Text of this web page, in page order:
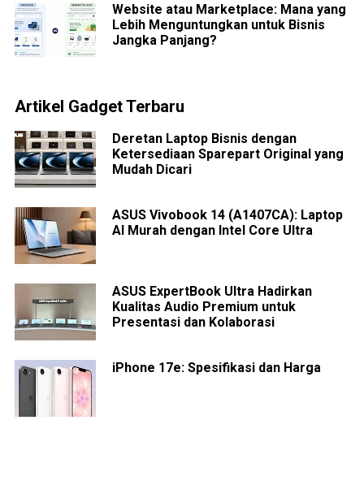
Website atau Marketplace: Mana yang
Lebih Menguntungkan untuk Bisnis
Jangka Panjang?
Artikel Gadget Terbaru
Deretan Laptop Bisnis dengan
Ketersediaan Sparepart Original yang
Mudah Dicari
ASUS Vivobook 14 (A1407CA): Laptop
AI Murah dengan Intel Core Ultra
ASUS ExpertBook Ultra Hadirkan
Kualitas Audio Premium untuk
Presentasi dan Kolaborasi
iPhone 17e: Spesifikasi dan Harga